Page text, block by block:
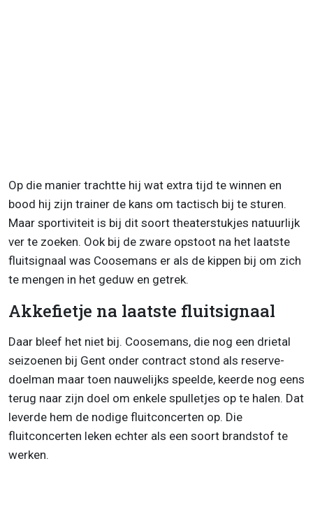
Op die manier trachtte hij wat extra tijd te winnen en
bood hij zijn trainer de kans om tactisch bij te sturen.
Maar sportiviteit is bij dit soort theaterstukjes natuurlijk
ver te zoeken. Ook bij de zware opstoot na het laatste
fluitsignaal was Coosemans er als de kippen bij om zich
te mengen in het geduw en getrek.
Akkefietje na laatste fluitsignaal
Daar bleef het niet bij. Coosemans, die nog een drietal
seizoenen bij Gent onder contract stond als reserve-
doelman maar toen nauwelijks speelde, keerde nog eens
terug naar zijn doel om enkele spulletjes op te halen. Dat
leverde hem de nodige fluitconcerten op. Die
fluitconcerten leken echter als een soort brandstof te
werken.